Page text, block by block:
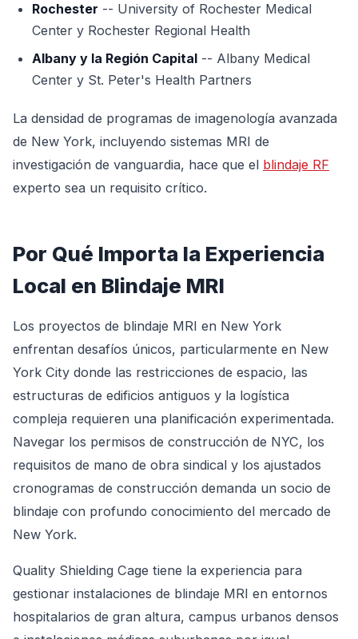
Rochester -- University of Rochester Medical
Center y Rochester Regional Health
Albany y la Región Capital -- Albany Medical
Center y St. Peter's Health Partners
La densidad de programas de imagenología avanzada
de New York, incluyendo sistemas MRI de
investigación de vanguardia, hace que el blindaje RF
experto sea un requisito crítico.
Por Qué Importa la Experiencia
Local en Blindaje MRI
Los proyectos de blindaje MRI en New York
enfrentan desafíos únicos, particularmente en New
York City donde las restricciones de espacio, las
estructuras de edificios antiguos y la logística
compleja requieren una planificación experimentada.
Navegar los permisos de construcción de NYC, los
requisitos de mano de obra sindical y los ajustados
cronogramas de construcción demanda un socio de
blindaje con profundo conocimiento del mercado de
New York.
Quality Shielding Cage tiene la experiencia para
gestionar instalaciones de blindaje MRI en entornos
hospitalarios de gran altura, campus urbanos densos